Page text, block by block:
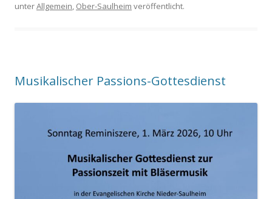
unterAllgemein, Ober-Saulheim veröffentlicht.
Musikalischer Passions-Gottesdienst